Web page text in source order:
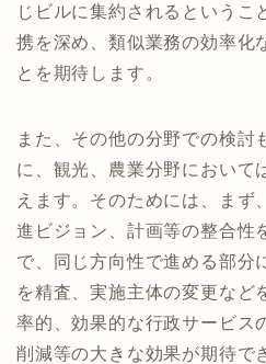
じビルに集約されるというこ
携を深め、類似業務の効率化
とを期待します。
また、その他の分野での検討
に、観光、農業分野において
えます。そのためには、まず
進ビジョン、計画等の整合性
で、同じ方向性で進める部分
を精査、実施主体の変更など
率的、効果的な行政サービス
削減等の大きな効果が期待で